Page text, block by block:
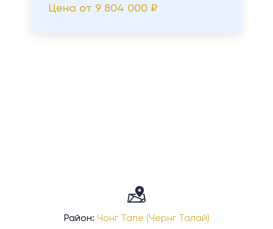
Цена от 9 804 000 ₽
Район: Чонг Тале (Чернг Талай)